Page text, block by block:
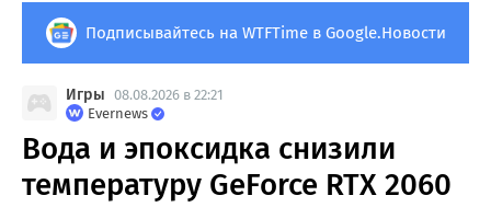
Подписывайтесь на WTFTime в Google.Новости
Игры 08.08.2026 в 22:21
Evernews
Вода и эпоксидка снизили
температуру GeForce RTX 2060